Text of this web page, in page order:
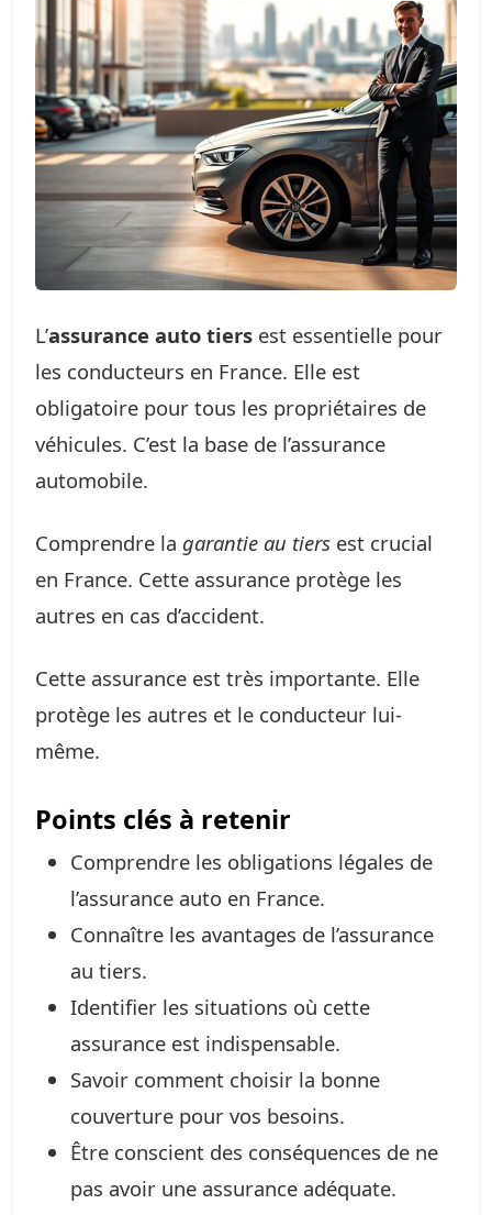
L’assurance auto tiers est essentielle pour
les conducteurs en France. Elle est
obligatoire pour tous les propriétaires de
véhicules. C’est la base de l’assurance
automobile.
Comprendre la garantie au tiers est crucial
en France. Cette assurance protège les
autres en cas d’accident.
Cette assurance est très importante. Elle
protège les autres et le conducteur lui-
même.
Points clés à retenir
Comprendre les obligations légales de
l’assurance auto en France.
Connaître les avantages de l’assurance
au tiers.
Identifier les situations où cette
assurance est indispensable.
Savoir comment choisir la bonne
couverture pour vos besoins.
Être conscient des conséquences de ne
pas avoir une assurance adéquate.